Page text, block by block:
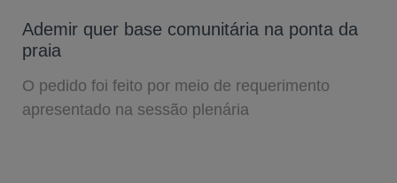
Ademir quer base comunitária na ponta da
praia
O pedido foi feito por meio de requerimento
apresentado na sessão plenária